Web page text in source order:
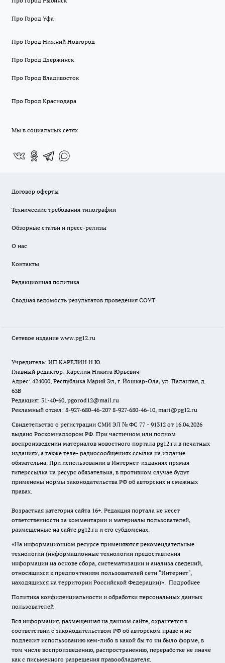
Про Город Уфа
Про Город Нижний Новгород
Про Город Дзержинск
Про Город Владивосток
Про Город Краснодара
Мы в социальных сетях
Договор оферты
Технические требования типографии
Обзорные статьи и пресс-релизы
О нас
Контакты
Редакционная политика
Сводная ведомость результатов проведения СОУТ
Сетевое издание www.pg12.ru
Учредитель: ИП КАРЕЛИН Н.Ю.
Главный редактор: Карелин Никита Юрьевич
Адрес: 424000, Республика Марий Эл, г. Йошкар-Ола, ул. Палантая, д.
63В
Редакция: 31-40-60, pgorod12@mail.ru
Рекламный отдел: 8-927-680-46-20? 8-927-680-46-10, mari@pg12.ru
Свидетельство о регистрации СМИ ЭЛ № ФС 77 - 91312 от 16.04.2026
выдано Роскомнадзором РФ. При частичном или полном
воспроизведении материалов новостного портала pg12.ru в печатных
изданиях, а также теле- радиосообщениях ссылка на издание
обязательна. При использовании в Интернет-изданиях прямая
гиперссылка на ресурс обязательна, в противном случае будут
применены нормы законодательства РФ об авторских и смежных
правах.
Возрастная категория сайта 16+. Редакция портала не несет
ответственности за комментарии и материалы пользователей,
размещенные на сайте pg12.ru и его субдоменах.
«На информационном ресурсе применяются рекомендательные
технологии (информационные технологии предоставления
информации на основе сбора, систематизации и анализа сведений,
относящихся к предпочтениям пользователей сети "Интернет",
находящихся на территории Российской Федерации)». Подробнее
Политика конфиденциальности и обработки персональных данных
пользователей
Вся информация, размещенная на данном сайте, охраняется в
соответствии с законодательством РФ об авторском праве и не
подлежит использованию кем-либо в какой бы то ни было форме, в
том числе воспроизведению, распространению, переработке не иначе
как с письменного разрешения правообладателя.